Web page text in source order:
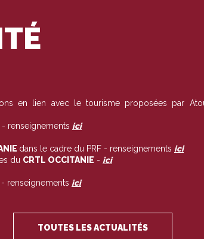
en lien avec le tourisme proposées par
- renseignements ici
dans le cadre du PRF - renseignements ici
du CRTL OCCITANIE - ici
- renseignements ici
TOUTES LES ACTUALITÉS